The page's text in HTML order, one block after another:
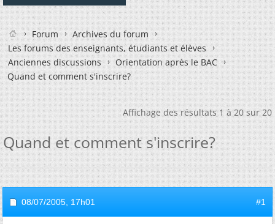
Forum
Archives du forum
Les forums des enseignants, étudiants et élèves
Anciennes discussions
Orientation après le BAC
Quand et comment s'inscrire?
Affichage des résultats 1 à 20 sur 20
Quand et comment s'inscrire?
08/07/2005, 17h01 #1